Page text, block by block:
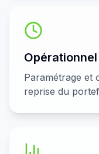
Paramétrage et
reprise du